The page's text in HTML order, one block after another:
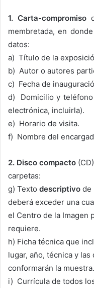
1. Carta-compromiso
membretada, en
datos:
a) Título de la
b) Autor o autores
c) Fecha de
d) Domicilio y teléfono
electrónica, incluirla).
e) Horario de visita.
f) Nombre del
2. Disco compacto
carpetas:
g) Texto descriptivo de
deberá exceder una
el Centro de la Imagen
requiere.
h) Ficha técnica que
lugar, año, técnica y
conformarán la muestra.
i) Currícula de todos